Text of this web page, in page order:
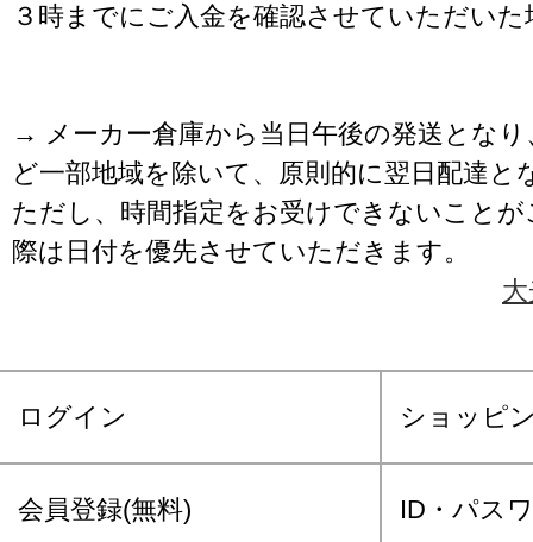
３時までにご入金を確認させていただいた
→ メーカー倉庫から当日午後の発送となり
ど一部地域を除いて、原則的に翌日配達と
ただし、時間指定をお受けできないこと
際は日付を優先させていただきます。
ログイン ショッピ
会員登録(無料) ID・パス